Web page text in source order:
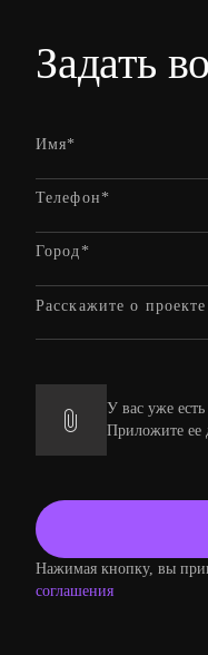
Задать
У вас уже есть
Приложите ее
Нажимая кнопку, вы
соглашения